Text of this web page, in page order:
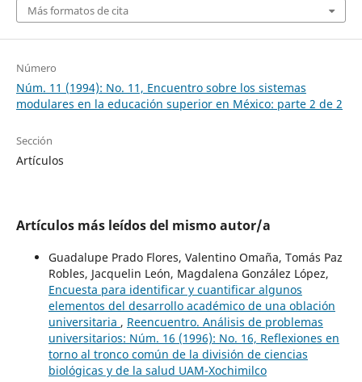
Más formatos de cita
Número
Núm. 11 (1994): No. 11, Encuentro sobre los sistemas
modulares en la educación superior en México: parte 2 de 2
Sección
Artículos
Artículos más leídos del mismo autor/a
Guadalupe Prado Flores, Valentino Omaña, Tomás Paz
Robles, Jacquelin León, Magdalena González López,
Encuesta para identificar y cuantificar algunos
elementos del desarrollo académico de una oblación
universitaria , Reencuentro. Análisis de problemas
universitarios: Núm. 16 (1996): No. 16, Reflexiones en
torno al tronco común de la división de ciencias
biológicas y de la salud UAM-Xochimilco